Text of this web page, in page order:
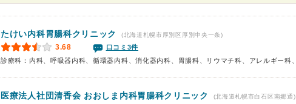
たけい内科胃腸科クリニック (北海道札幌市厚別区厚別中央一条)
3.68
口コミ3件
医療法人社団清香会 おおしま内科胃腸科クリニック (北海道札幌市白石区南郷通)